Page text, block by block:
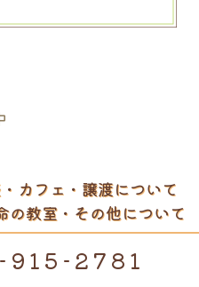
カフェ・譲渡について
の教室・その他について
915-2781